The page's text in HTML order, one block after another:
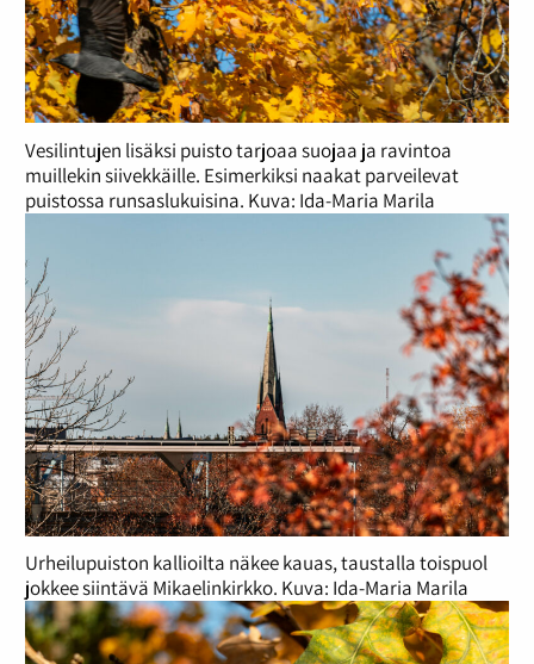
Vesilintujen lisäksi puisto tarjoaa suojaa ja ravintoa
muillekin siivekkäille. Esimerkiksi naakat parveilevat
puistossa runsaslukuisina. Kuva: Ida-Maria Marila
Urheilupuiston kallioilta näkee kauas, taustalla toispuol
jokkee siintävä Mikaelinkirkko. Kuva: Ida-Maria Marila